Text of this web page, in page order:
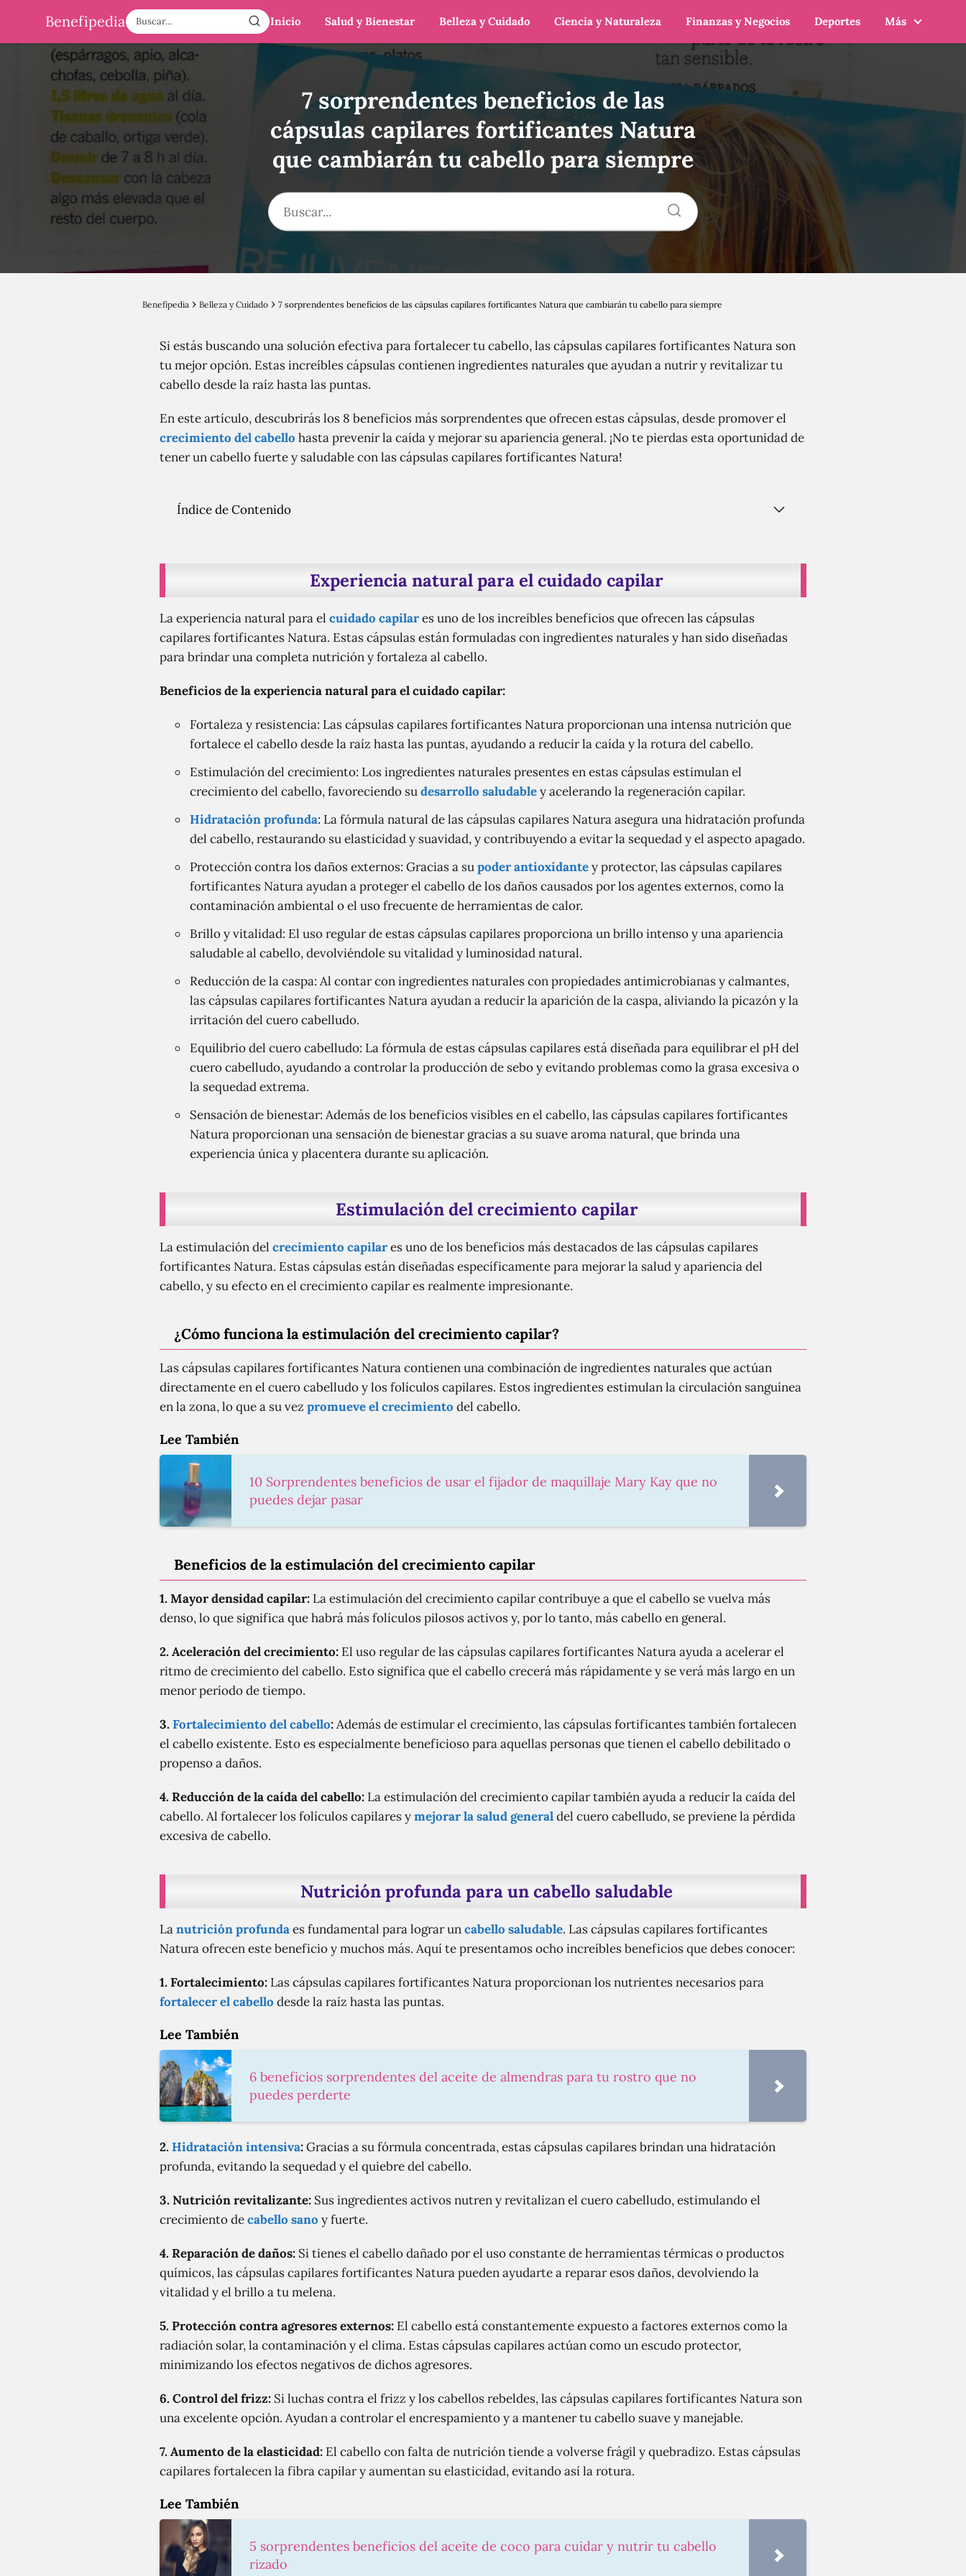
Benefipedia Inicio Salud y Bienestar Belleza y Cuidado Ciencia y Naturaleza Finanzas y Negocios Deportes Más
7 sorprendentes beneficios de las
cápsulas capilares fortificantes Natura
que cambiarán tu cabello para siempre
Benefipedia Belleza y Cuidado 7 sorprendentes beneficios de las cápsulas capilares fortificantes Natura que cambiarán tu cabello para siempre
Si estás buscando una solución efectiva para fortalecer tu cabello, las cápsulas capilares fortificantes Natura son
tu mejor opción. Estas increíbles cápsulas contienen ingredientes naturales que ayudan a nutrir y revitalizar tu
cabello desde la raíz hasta las puntas.
En este artículo, descubrirás los 8 beneficios más sorprendentes que ofrecen estas cápsulas, desde promover el
crecimiento del cabello hasta prevenir la caída y mejorar su apariencia general. ¡No te pierdas esta oportunidad de
tener un cabello fuerte y saludable con las cápsulas capilares fortificantes Natura!
Índice de Contenido
Experiencia natural para el cuidado capilar
La experiencia natural para el cuidado capilares uno de los increíbles beneficios que ofrecen las cápsulas
capilares fortificantes Natura. Estas cápsulas están formuladas con ingredientes naturales y han sido diseñadas
para brindar una completa nutrición y fortaleza al cabello.
Beneficios de la experiencia natural para el cuidado capilar:
Fortaleza y resistencia: Las cápsulas capilares fortificantes Natura proporcionan una intensa nutrición que
fortalece el cabello desde la raíz hasta las puntas, ayudando a reducir la caída y la rotura del cabello.
Estimulación del crecimiento: Los ingredientes naturales presentes en estas cápsulas estimulan el
crecimiento del cabello, favoreciendo sudesarrollo saludabley acelerando la regeneración capilar.
Hidratación profunda: La fórmula natural de las cápsulas capilares Natura asegura una hidratación profunda
del cabello, restaurando su elasticidad y suavidad, y contribuyendo a evitar la sequedad y el aspecto apagado.
Protección contra los daños externos: Gracias a supoder antioxidantey protector, las cápsulas capilares
fortificantes Natura ayudan a proteger el cabello de los daños causados por los agentes externos, como la
contaminación ambiental o el uso frecuente de herramientas de calor.
Brillo y vitalidad: El uso regular de estas cápsulas capilares proporciona un brillo intenso y una apariencia
saludable al cabello, devolviéndole su vitalidad y luminosidad natural.
Reducción de la caspa: Al contar con ingredientes naturales con propiedades antimicrobianas y calmantes,
las cápsulas capilares fortificantes Natura ayudan a reducir la aparición de la caspa, aliviando la picazón y la
irritación del cuero cabelludo.
Equilibrio del cuero cabelludo: La fórmula de estas cápsulas capilares está diseñada para equilibrar el pH del
cuero cabelludo, ayudando a controlar la producción de sebo y evitando problemas como la grasa excesiva o
la sequedad extrema.
Sensación de bienestar: Además de los beneficios visibles en el cabello, las cápsulas capilares fortificantes
Natura proporcionan una sensación de bienestar gracias a su suave aroma natural, que brinda una
experiencia única y placentera durante su aplicación.
Estimulación del crecimiento capilar
La estimulación del crecimiento capilares uno de los beneficios más destacados de las cápsulas capilares
fortificantes Natura. Estas cápsulas están diseñadas específicamente para mejorar la salud y apariencia del
cabello, y su efecto en el crecimiento capilar es realmente impresionante.
¿Cómo funciona la estimulación del crecimiento capilar?
Las cápsulas capilares fortificantes Natura contienen una combinación de ingredientes naturales que actúan
directamente en el cuero cabelludo y los folículos capilares. Estos ingredientes estimulan la circulación sanguínea
en la zona, lo que a su vez promueve el crecimiento del cabello.
Lee También
10 Sorprendentes beneficios de usar el fijador de maquillaje Mary Kay que no
puedes dejar pasar
Beneficios de la estimulación del crecimiento capilar
1. Mayor densidad capilar: La estimulación del crecimiento capilar contribuye a que el cabello se vuelva más
denso, lo que significa que habrá más folículos pilosos activos y, por lo tanto, más cabello en general.
2. Aceleración del crecimiento: El uso regular de las cápsulas capilares fortificantes Natura ayuda a acelerar el
ritmo de crecimiento del cabello. Esto significa que el cabello crecerá más rápidamente y se verá más largo en un
menor período de tiempo.
3.Fortalecimiento del cabello:Además de estimular el crecimiento, las cápsulas fortificantes también fortalecen
el cabello existente. Esto es especialmente beneficioso para aquellas personas que tienen el cabello debilitado o
propenso a daños.
4. Reducción de la caída del cabello: La estimulación del crecimiento capilar también ayuda a reducir la caída del
cabello. Al fortalecer los folículos capilares ymejorar la salud generaldel cuero cabelludo, se previene la pérdida
excesiva de cabello.
Nutrición profunda para un cabello saludable
Lanutrición profundaes fundamental para lograr uncabello saludable. Las cápsulas capilares fortificantes
Natura ofrecen este beneficio y muchos más. Aquí te presentamos ocho increíbles beneficios que debes conocer:
1. Fortalecimiento: Las cápsulas capilares fortificantes Natura proporcionan los nutrientes necesarios para
fortalecer el cabello desde la raíz hasta las puntas.
Lee También
6 beneficios sorprendentes del aceite de almendras para tu rostro que no
puedes perderte
2.Hidratación intensiva:Gracias a su fórmula concentrada, estas cápsulas capilares brindan una hidratación
profunda, evitando la sequedad y el quiebre del cabello.
3. Nutrición revitalizante: Sus ingredientes activos nutren y revitalizan el cuero cabelludo, estimulando el
crecimiento decabello sano y fuerte.
4. Reparación de daños: Si tienes el cabello dañado por el uso constante de herramientas térmicas o productos
químicos, las cápsulas capilares fortificantes Natura pueden ayudarte a reparar esos daños, devolviendo la
vitalidad y el brillo a tu melena.
5. Protección contra agresores externos: El cabello está constantemente expuesto a factores externos como la
radiación solar, la contaminación y el clima. Estas cápsulas capilares actúan como un escudo protector,
minimizando los efectos negativos de dichos agresores.
6. Control del frizz: Si luchas contra el frizz y los cabellos rebeldes, las cápsulas capilares fortificantes Natura son
una excelente opción. Ayudan a controlar el encrespamiento y a mantener tu cabello suave y manejable.
7. Aumento de la elasticidad: El cabello con falta de nutrición tiende a volverse frágil y quebradizo. Estas cápsulas
capilares fortalecen la fibra capilar y aumentan su elasticidad, evitando así la rotura.
Lee También
5 sorprendentes beneficios del aceite de coco para cuidar y nutrir tu cabello
rizado